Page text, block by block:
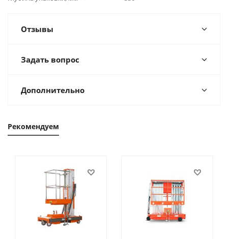
Отзывы
Задать вопрос
Дополнительно
Рекомендуем